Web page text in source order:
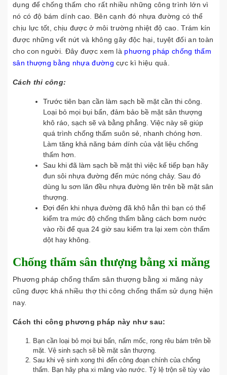
dụng để chống thấm cho rất nhiều những công trình lớn vì
nó có độ bám dính cao. Bên cạnh đó nhựa đường có thể
chịu lực tốt, chịu được ở môi trường nhiệt độ cao. Trám kín
được những vết nứt và không gây độc hại, tuyệt đối an toàn
cho con người. Đây được xem là phương pháp chống thấm
sân thượng bằng nhựa đường cực kì hiệu quả.
Cách thi công:
Trước tiên bạn cần làm sạch bề mặt cần thi công.
Loại bỏ mọi bụi bẩn, đảm bảo bề mặt sân thượng
khô ráo, sạch sẽ và bằng phẳng. Việc này sẽ giúp
quá trình chống thấm suôn sẻ, nhanh chóng hơn.
Làm tăng khả năng bám dính của vật liệu chống
thấm hơn.
Sau khi đã làm sạch bề mặt thì việc kế tiếp bạn hãy
đun sôi nhựa đường đến mức nóng chảy. Sau đó
dùng lu sơn lăn đều nhựa đường lên trên bề mặt sân
thượng.
Đợi đến khi nhựa đường đã khô hẳn thì bạn có thể
kiểm tra mức độ chống thấm bằng cách bơm nước
vào rồi để qua 24 giờ sau kiểm tra lại xem còn thấm
dột hay không.
Chống thấm sân thượng bằng xi măng
Phương pháp chống thấm sân thượng bằng xi măng này
cũng được khá nhiều thợ thi công chống thấm sử dụng hiện
nay.
Cách thi công phương pháp này như sau:
Bạn cần loại bỏ mọi bụi bẩn, nấm mốc, rong rêu bám trên bề
mặt. Vệ sinh sạch sẽ bề mặt sân thượng.
Sau khi vệ sinh xong thì đến công đoạn chính của chống
thấm. Bạn hãy pha xi măng vào nước. Tỷ lệ trộn sẽ tùy vào